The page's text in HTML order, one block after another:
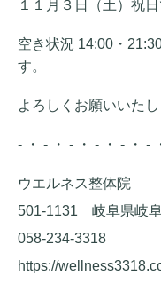
１１月３日（土）祝
空き状況 14:00・
す。
よろしくお願いいたし
- ・ - ・ - ・ - ・ - ・ -
ウエルネス整体院
501-1131 岐阜県岐
058-234-3318
https://